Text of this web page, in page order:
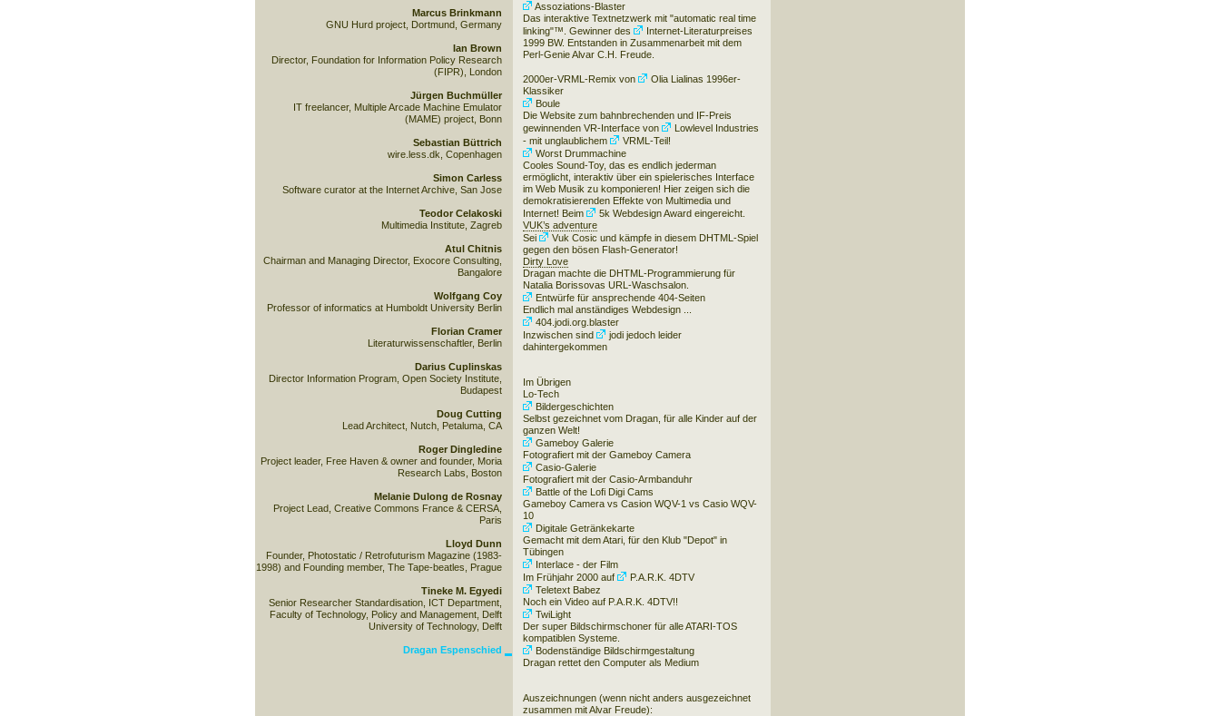
Assoziations-Blaster
Das interaktive Textnetzwerk mit "automatic real time
linking"™. Gewinner des
Internet-Literaturpreises
1999 BW. Entstanden in Zusammenarbeit mit dem
Perl-Genie Alvar C.H. Freude.
2000er-VRML-Remix von Olia Lialinas 1996er-
Klassiker
Boule
Die Website zum bahnbrechenden und IF-Preis
gewinnenden VR-Interface von
Lowlevel Industries
- mit unglaublichem
VRML -Teil!
Worst Drummachine
Cooles Sound-Toy, das es endlich jederman
ermöglicht, interaktiv über ein spielerisches Interface
im Web Musik zu komponieren! Hier zeigen sich die
demokratisierenden Effekte von Multimedia und
Internet! Beim
5k Webdesign Awardeingereicht.
VUK’s adventure
Sei
Vuk Cosic und kämpfe in diesem DHTML-Spiel
gegen den bösen Flash-Generator!
Dirty Love
Dragan machte die DHTML-Programmierung für
Natalia Borissovas URL-Waschsalon.
Entwürfe für ansprechende 404-Seiten
Endlich mal anständiges Webdesign ...
404.jodi.org.blaster
Inzwischen sind
jodijedoch leider
dahintergekommen
Im Übrigen
Lo-Tech
Bildergeschichten
Selbst gezeichnet vom Dragan, für alle Kinder auf der
ganzen Welt!
Gameboy Galerie
Fotografiert mit der Gameboy Camera
Casio-Galerie
Fotografiert mit der Casio-Armbanduhr
Battle of the Lofi Digi Cams
Gameboy Camera vs Casion WQV-1 vs Casio WQV-
10
Digitale Getränkekarte
Gemacht mit dem Atari, für den Klub "Depot" in
Tübingen
Interlace - der Film
Im Frühjahr 2000 auf
P.A.R.K. 4DTV
Teletext Babez
Noch ein Video auf P.A.R.K. 4DTV!!
TwiLight
Der super Bildschirmschoner für alle ATARI-TOS
kompatiblen Systeme.
Bodenständige Bildschirmgestaltung
Dragan rettet den Computer als Medium
Auszeichnungen (wenn nicht anders ausgezeichnet
zusammen mit Alvar Freude):
Marcus Brinkmann
GNU Hurd project, Dortmund, Germany
Ian Brown
Director, Foundation for Information Policy Research
(FIPR), London
Jürgen Buchmüller
IT freelancer, Multiple Arcade Machine Emulator
(MAME) project, Bonn
Sebastian Büttrich
wire.less.dk, Copenhagen
Simon Carless
Software curator at the Internet Archive, San Jose
Teodor Celakoski
Multimedia Institute, Zagreb
Atul Chitnis
Chairman and Managing Director, Exocore Consulting,
Bangalore
Wolfgang Coy
Professor of informatics at Humboldt University Berlin
Florian Cramer
Literaturwissenschaftler, Berlin
Darius Cuplinskas
Director Information Program, Open Society Institute,
Budapest
Doug Cutting
Lead Architect, Nutch, Petaluma, CA
Roger Dingledine
Project leader, Free Haven & owner and founder, Moria
Research Labs, Boston
Melanie Dulong de Rosnay
Project Lead, Creative Commons France & CERSA,
Paris
Lloyd Dunn
Founder, Photostatic / Retrofuturism Magazine (1983-
1998) and Founding member, The Tape-beatles, Prague
Tineke M. Egyedi
Senior Researcher Standardisation, ICT Department,
Faculty of Technology, Policy and Management, Delft
University of Technology, Delft
Dragan Espenschied